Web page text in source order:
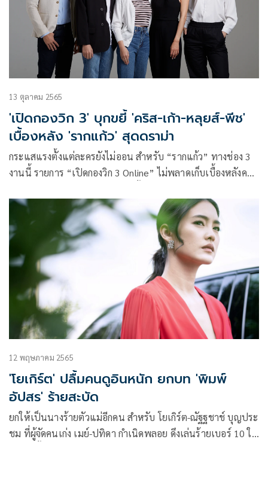
13 ตุลาคม 2565
'เปิดกองวิก 3' บุกขยี้ 'คริส-เก้า-หลุยส์-พีช'
เบื้องหลัง 'รากแก้ว' สุดดราม่า
กระแสแรงตั้งแต่ละครยังไม่ออน สำหรับ “รากแก้ว” ทางช่อง 3
งานนี้ รายการ “เปิดกองวิก 3 Online” ไม่พลาดเก็บเบื้องหลังค
ซีนอารมณ์ ที่ได้ 2 ผู้จัด ฉอด-สายทิพย์ มนตรีกุล ณ อยุธยา และ
เอส-วรฤทธิ์ ไวยเจียรนัย จากค่าย CHANGE2561 จำกัด
12 พฤษภาคม 2565
'โยเกิร์ต' ปลื้มคนดูอินหนัก ยกบท 'พิมพ์
อัปสร' ร้ายสะบัด
ยกให้เป็นนางร้ายตัวแม่อีกคน สำหรับ โยเกิร์ต-ณัฐฐชาช์ บุญประ
ชม ที่ผู้จัดคนเก่ง เมย์-ปทิดา กำเนิดพลอย ดึงเล่นร้ายเบอร์ 10 ใส่